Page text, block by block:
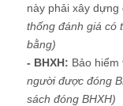
này phải xây
thống đánh giá có
bằng)
- BHXH: Bảo
người được đóng
sách đóng BHXH)